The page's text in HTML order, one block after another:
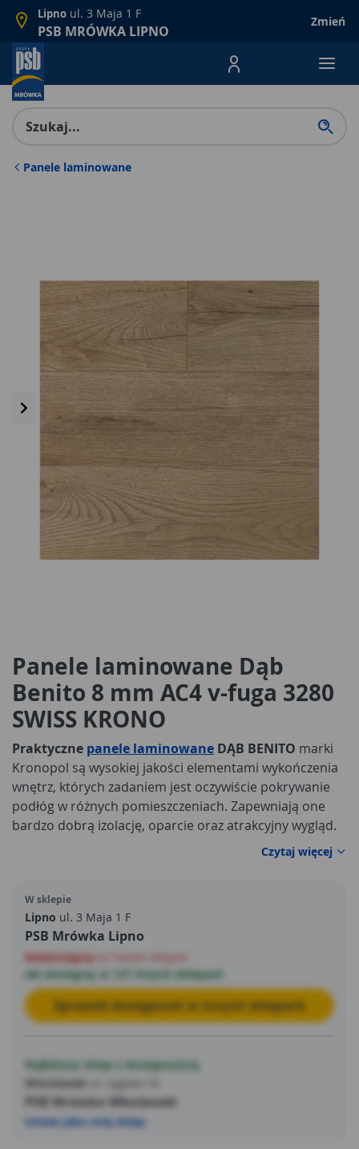
Lipno ul. 3 Maja 1 F
PSB MRÓWKA LIPNO
Zmień
Menu Produktów,
Panele laminowane
Panele laminowane Dąb
Benito 8 mm AC4 v-fuga 3280
SWISS KRONO
Praktyczne panele laminowane DĄB BENITO marki
Kronopol są wysokiej jakości elementami wykończenia
wnętrz, których zadaniem jest oczywiście pokrywanie
podłóg w różnych pomieszczeniach. Zapewniają one
bardzo dobrą izolację, oparcie oraz atrakcyjny wygląd.
Czytaj więcej
W sklepie
Lipno ul. 3 Maja 1 F
PSB Mrówka Lipno
Niedostępny
ale dostępny w 127 innych sklepach
Sprawdź dostępność w innych sklepach
Najbliższy sklep z dostępnością
Włocławek
PSB Mrówka Włocławek
Ustaw jako mój sklep